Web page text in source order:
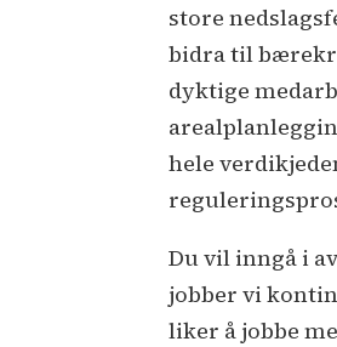
store
bidra til
dyktige
hele
Du vil inngå i
jobber vi
liker å jobbe